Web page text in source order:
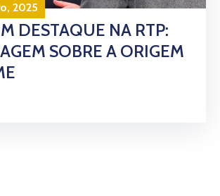
2025
DESTAQUE NA RTP:
SOBRE A ORIGEM